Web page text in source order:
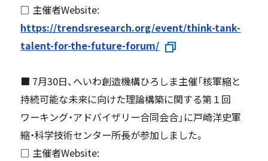
□ 主催者Website:
https://trendsresearch.org/event/think-tank-
talent-for-the-future-forum/
■ 7月30日、へいわ創造機構ひろしま主催「核軍縮と
持続可能な未来に向けた理論構築に関する第１回
ワーキング・アドバイザリー合同会合」に戸崎洋史軍
縮・科学技術センター所長が参加しました。
□ 主催者Website: